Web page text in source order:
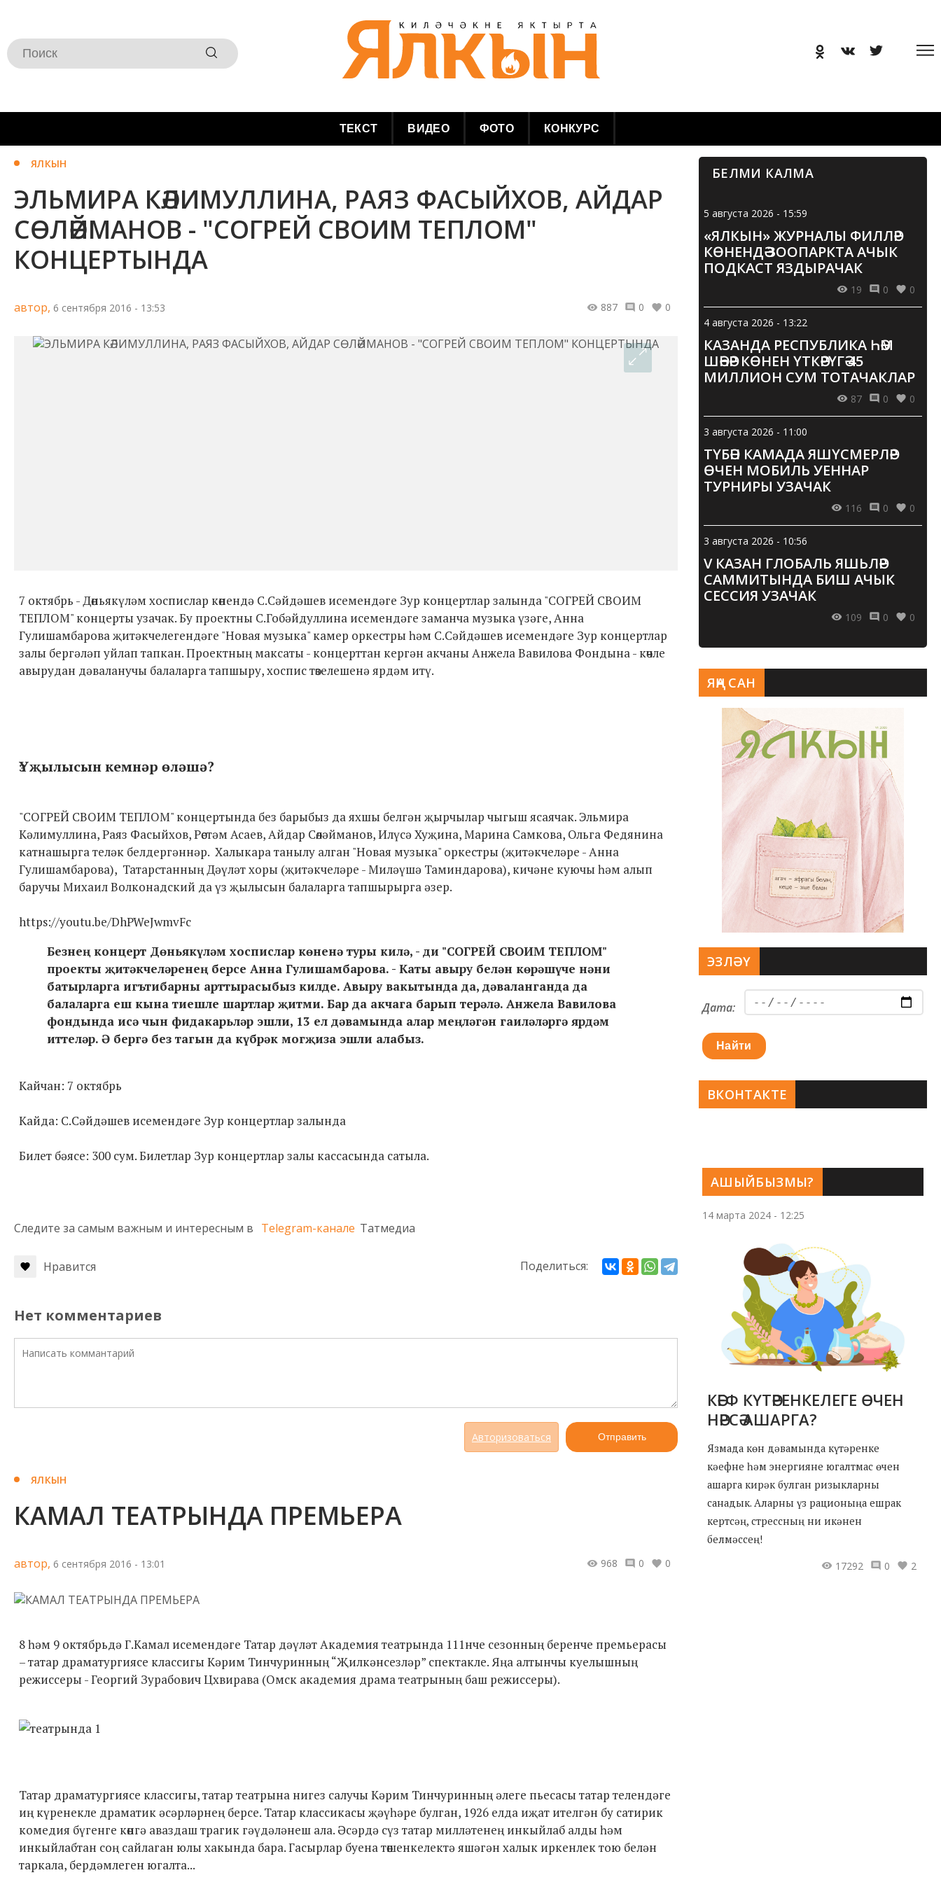
ТЕКСТ ВИДЕО ФОТО КОНКУРС
ЯЛКЫН
ЭЛЬМИРА КӘЛИМУЛЛИНА, РАЯЗ ФАСЫЙХОВ, АЙДАР
СӨЛӘЙМАНОВ - "СОГРЕЙ СВОИМ ТЕПЛОМ"
КОНЦЕРТЫНДА
автор, 6 сентября 2016 - 13:53 887 0 0
7 октябрь - Дөньякүләм хоспислар көнендә С.Сәйдәшев исемендәге Зур концертлар залында "СОГРЕЙ СВОИМ
ТЕПЛОМ" концерты узачак. Бу проектны С.Гобәйдуллина исемендәге заманча музыка үзәге, Анна
Гулишамбарова җитәкчелегендәге "Новая музыка" камер оркестры һәм С.Сәйдәшев исемендәге Зур концертлар
залы бергәләп уйлап тапкан. Проектның максаты - концерттан кергән акчаны Анжела Вавилова Фондына - көчле
авырудан дәваланучы балаларга тапшыру, хоспис төзелешенә ярдәм итү.
Үз җылысын кемнәр өләшә?
"СОГРЕЙ СВОИМ ТЕПЛОМ" концертында без барыбыз да яхшы белгән җырчылар чыгыш ясаячак. Эльмира
Кәлимуллина, Раяз Фасыйхов, Рөстәм Асаев, Айдар Сөләйманов, Илүсә Хуҗина, Марина Самкова, Ольга Федянина
катнашырга теләк белдергәннәр. Халыкара танылу алган "Новая музыка" оркестры (җитәкчеләре - Анна
Гулишамбарова), Татарстанның Дәүләт хоры (җитәкчеләре - Миләүшә Таминдарова), кичәне куючы һәм алып
баручы Михаил Волконадский да үз җылысын балаларга тапшырырга әзер.
https://youtu.be/DhPWeJwmvFc
Безнең концерт Дөньякүләм хоспислар көненә туры килә, - ди "СОГРЕЙ СВОИМ ТЕПЛОМ"
проекты җитәкчеләренең берсе Анна Гулишамбарова. - Каты авыру белән көрәшүче нәни
батырларга игътибарны арттырасыбыз килде. Авыру вакытында да, дәваланганда да
балаларга еш кына тиешле шартлар җитми. Бар да акчага барып терәлә. Анжела Вавилова
фондында исә чын фидакарьләр эшли, 13 ел дәвамында алар меңләгән гаиләләргә ярдәм
иттеләр. Ә бергә без тагын да күбрәк могҗиза эшли алабыз.
Кайчан: 7 октябрь
Кайда: С.Сәйдәшев исемендәге Зур концертлар залында
Билет бәясе: 300 сум. Билетлар Зур концертлар залы кассасында сатыла.
Следите за самым важным и интересным в Telegram-канале Татмедиа
Нравится Поделиться:
Нет комментариев
Авторизоваться Отправить
ЯЛКЫН
КАМАЛ ТЕАТРЫНДА ПРЕМЬЕРА
автор, 6 сентября 2016 - 13:01 968 0 0
8 һәм 9 октябрьдә Г.Камал исемендәге Татар дәүләт Академия театрында 111нче сезонның беренче премьерасы
– татар драматургиясе классигы Кәрим Тинчуринның “Җилкәнсезләр” спектакле. Яңа алтынчы куелышның
режиссеры - Георгий Зурабович Цхвирава (Омск академия драма театрының баш режиссеры).
Татар драматургиясе классигы, татар театрына нигез салучы Кәрим Тинчуринның әлеге пьесасы татар телендәге
иң күренекле драматик әсәрләрнең берсе. Татар классикасы җәүһәре булган, 1926 елда иҗат ителгән бу сатирик
комедия бүгенге көнгә аваздаш трагик гәүдәләнеш ала. Әсәрдә сүз татар милләтенең инкыйлаб алды һәм
инкыйлабтан соң сайлаган юлы хакында бара. Гасырлар буена төшенкелектә яшәгән халык иркенлек тою белән
таркала, бердәмлеген югалта...
БЕЛМИ КАЛМА
5 августа 2026 - 15:59
«ЯЛКЫН» ЖУРНАЛЫ ФИЛЛӘР
КӨНЕНДӘ ЗООПАРКТА АЧЫК
ПОДКАСТ ЯЗДЫРАЧАК
19 0 0
4 августа 2026 - 13:22
КАЗАНДА РЕСПУБЛИКА ҺӘМ
ШӘҺӘР КӨНЕН ҮТКӘРҮГӘ 45
МИЛЛИОН СУМ ТОТАЧАКЛАР
87 0 0
3 августа 2026 - 11:00
ТҮБӘН КАМАДА ЯШҮСМЕРЛӘР
ӨЧЕН МОБИЛЬ УЕННАР
ТУРНИРЫ УЗАЧАК
116 0 0
3 августа 2026 - 10:56
V КАЗАН ГЛОБАЛЬ ЯШЬЛӘР
САММИТЫНДА БИШ АЧЫК
СЕССИЯ УЗАЧАК
109 0 0
АШЫЙБЫЗМЫ?
14 марта 2024 - 12:25
КӘЕФ КҮТӘРЕНКЕЛЕГЕ ӨЧЕН
НӘРСӘ АШАРГА?
Язмада көн дәвамында күтәренке
кәефне һәм энергияне югалтмас өчен
ашарга кирәк булган ризыкларны
санадык. Аларны үз рационыңа ешрак
кертсәң, стрессның ни икәнен
белмәссең!
17292
0 2
ЯҢА САН
ЭЗЛӘҮ
Дата:
Найти
ВКОНТАКТЕ